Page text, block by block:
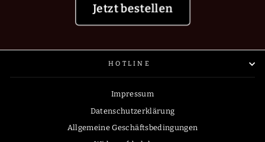
Jetzt bestellen
HOTLINE
Impressum
Datenschutzerklärung
Allgemeine Geschäftsbedingungen